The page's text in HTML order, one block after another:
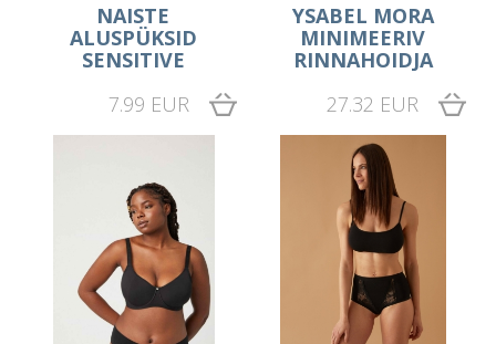
NAISTE
ALUSPÜKSID
SENSITIVE
7.99 EUR
YSABEL MORA
MINIMEERIV
RINNAHOIDJA
27.32 EUR